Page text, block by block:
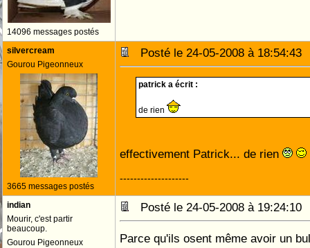
14096 messages postés
silvercream
Gourou Pigeonneux
3665 messages postés
Posté le 24-05-2008 à
patrick a écrit :
de rien
effectivement Patrick... de rien
--------------------
indian
Mourir, c'est partir
beaucoup.
Gourou Pigeonneux
Posté le 24-05-2008 à
Parce qu'ils osent même avoir un